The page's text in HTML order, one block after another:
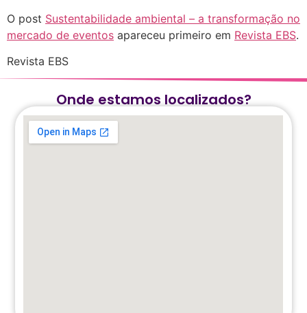
O post Sustentabilidade ambiental – a transformação no
mercado de eventos apareceu primeiro em Revista EBS.
Revista EBS
Onde estamos localizados?